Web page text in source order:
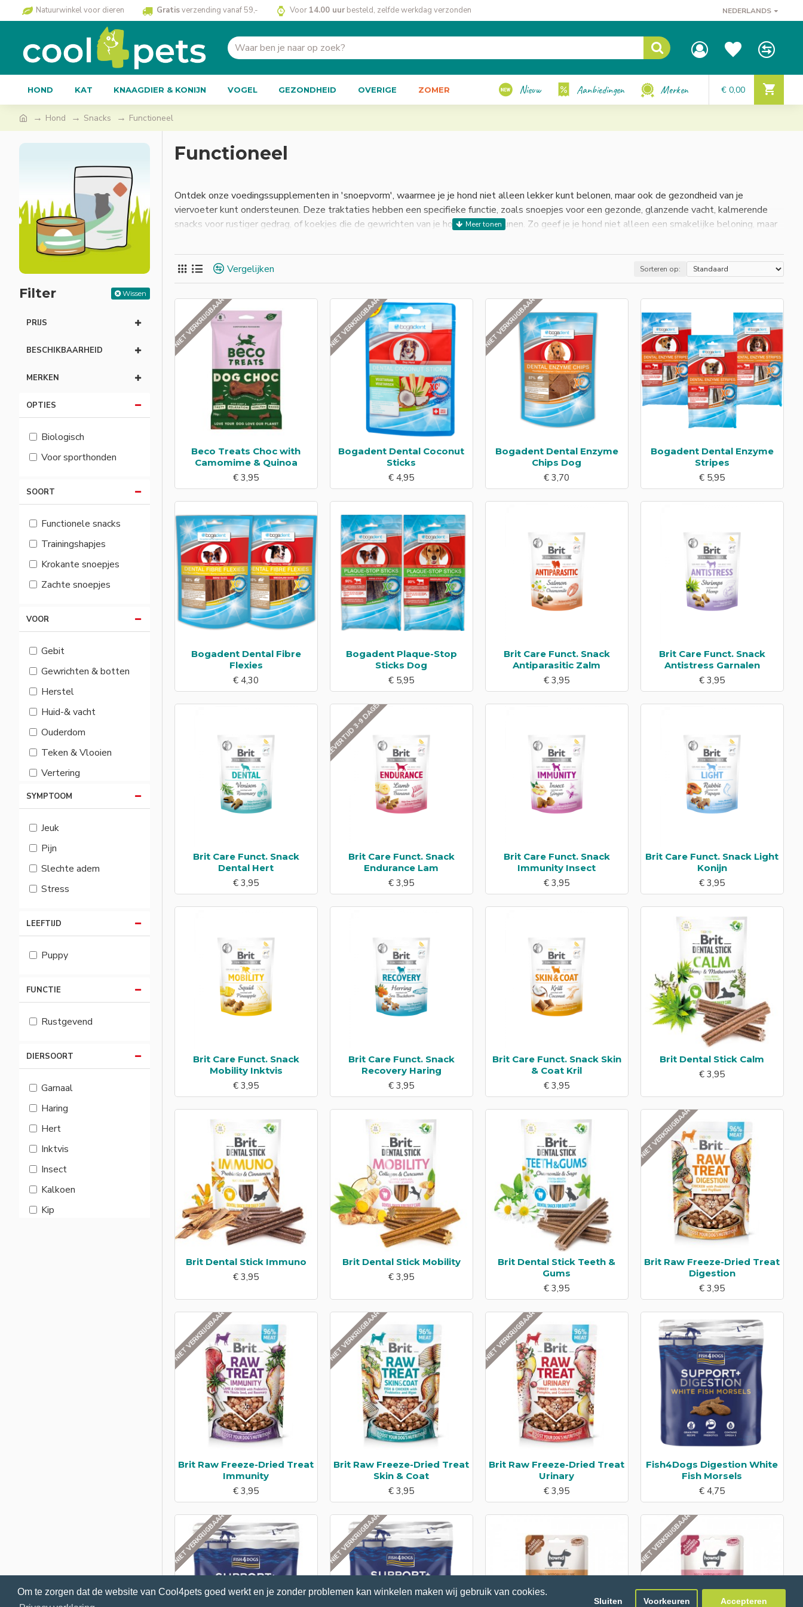
Om te zorgen dat de website van Cool4pets goed werkt en je zonder problemen kan winkelen maken wij gebruik van cookies.
Sluiten Voorkeuren Accepteren
Natuurwinkel voor dieren Gratisverzending vanaf 59,- Voor 14.00 uur besteld, zelfde werkdag verzonden NEDERLANDS
HOND KAT KNAAGDIER & KONIJN VOGEL GEZONDHEID OVERIGE ZOMER Nieuw Aanbiedingen Merken € 0,00
Hond Snacks Functioneel
Filter Wissen
PRIJS
MERKEN
OPTIES
Biologisch
Voor sporthonden
SOORT
Functionele snacks
Trainingshapjes
Krokante snoepjes
Zachte snoepjes
DIERSOORT
Garnaal
Haring
Hert
Inktvis
Insect
Kalkoen
Kip
VOOR
Gebit
Gewrichten & botten
Herstel
Huid-& vacht
Ouderdom
Teken & Vlooien
Vertering
Weerstand
SYMPTOOM
Jeuk
Pijn
Slechte adem
Stress
LEEFTIJD
Puppy
FUNCTIE
Rustgevend
BESCHIKBAARHEID
Functioneel
Ontdek onze voedingssupplementen in 'snoepvorm', waarmee je je hond niet alleen lekker kunt belonen, maar ook de gezondheid van je
viervoeter kunt ondersteunen. Deze traktaties hebben een specifieke functie, zoals snoepjes voor een gezonde, glanzende vacht, kalmerende
snacks voor rustiger gedrag, of koekjes die de gewrichten van je hond ondersteunen. Zo geef je je hond niet alleen een smakelijke beloning, maar
Let op: bij sommige producten is het belangrijk om het voedingsadvies op te volgen en ze niet als dagelijkse beloning te geven. Dit zorgt ervoor
dat je hond optimaal profiteert van de voordelen zonder overdosering. Kies voor onze snoepjes en geef je hond een gezonde en smakelijke
Vergelijken Sorteren op:
NIET VERKRIJGBAAR
Beco Treats Choc with
Camomime & Quinoa
€ 3,95
NIET VERKRIJGBAAR
Bogadent Dental Coconut
Sticks
€ 4,95
NIET VERKRIJGBAAR
Bogadent Dental Enzyme
Chips Dog
€ 3,70
Bogadent Dental Enzyme
Stripes
€ 5,95
Bogadent Dental Fibre
Flexies
€ 4,30
Bogadent Plaque-Stop
Sticks Dog
€ 5,95
Brit Care Funct. Snack
Antiparasitic Zalm
€ 3,95
Brit Care Funct. Snack
Antistress Garnalen
€ 3,95
Brit Care Funct. Snack
Dental Hert
€ 3,95
LEVERTIJD 3-9 DAGEN
Brit Care Funct. Snack
Endurance Lam
€ 3,95
Brit Care Funct. Snack
Immunity Insect
€ 3,95
Brit Care Funct. Snack Light
Konijn
€ 3,95
Brit Care Funct. Snack
Mobility Inktvis
€ 3,95
Brit Care Funct. Snack
Recovery Haring
€ 3,95
Brit Care Funct. Snack Skin
& Coat Kril
€ 3,95
Brit Dental Stick Calm
€ 3,95
Brit Dental Stick Immuno
€ 3,95
Brit Dental Stick Mobility
€ 3,95
Brit Dental Stick Teeth &
Gums
€ 3,95
NIET VERKRIJGBAAR
Brit Raw Freeze-Dried Treat
Digestion
€ 3,95
NIET VERKRIJGBAAR
Brit Raw Freeze-Dried Treat
Immunity
€ 3,95
NIET VERKRIJGBAAR
Brit Raw Freeze-Dried Treat
Skin & Coat
€ 3,95
NIET VERKRIJGBAAR
Brit Raw Freeze-Dried Treat
Urinary
€ 3,95
Fish4Dogs Digestion White
Fish Morsels
€ 4,75
NIET VERKRIJGBAAR NIET VERKRIJGBAAR NIET VERKRIJGBAAR